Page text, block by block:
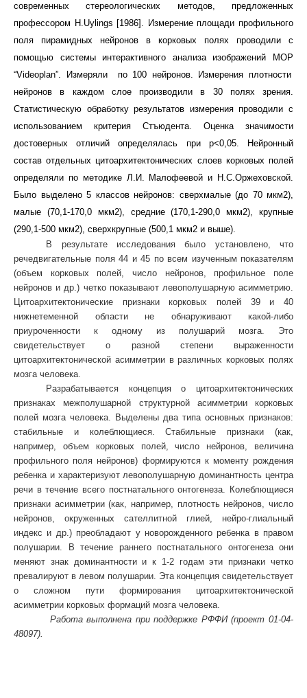
современных стереологических методов, предложенных
профессором H.Uylings [1986]. Измерение площади профильного
поля пирамидных нейронов в корковых полях проводили с
помощью системы интерактивного анализа изображений
MOP
“Videoplan”. Измеряли по 100 нейронов. Измерения плотности
нейронов в каждом слое производили в 30 полях зрения.
Статистическую обработку результатов измерения проводили с
использованием критерия Стъюдента. Оценка значимости
достоверных отличий определялась при р<0,05. Нейронный
состав отдельных цитоархитектонических слоев корковых полей
определяли по методике Л.И. Малофеевой и Н.С.Оржеховской.
Было выделено 5 классов нейронов: сверхмалые (до 70 мкм2),
малые (70,1-170,0 мкм2), средние (170,1-290,0 мкм2), крупные
(290,1-500 мкм2), сверхкрупные (500,1 мкм2 и выше).
В результате исследования было установлено, что
речедвигательные поля 44 и 45 по всем изученным показателям
(объем корковых полей, число нейронов, профильное поле
нейронов и др.) четко показывают левополушарную асимметрию.
Цитоархитектонические признаки корковых полей 39 и 40
нижнетеменной области не обнаруживают какой-либо
приуроченности к одному из полушарий мозга. Это
свидетельствует о разной степени выраженности
цитоархитектонической асимметрии в различных корковых полях
мозга человека.
Разрабатывается концепция о цитоархитектонических
признаках межполушарной структурной асимметрии корковых
полей мозга человека. Выделены два типа основных признаков:
стабильные и колеблющиеся. Стабильные признаки (как,
например, объем корковых полей, число нейронов, величина
профильного поля нейронов) формируются к моменту рождения
ребенка и характеризуют левополушарную доминантность центра
речи в течение всего постнатального онтогенеза. Колеблющиеся
признаки асимметрии (как, например, плотность нейронов, число
нейронов, окруженных сателлитной глией, нейро-глиальный
индекс и др.) преобладают у новорожденного ребенка в правом
полушарии. В течение раннего постнатального онтогенеза они
меняют знак доминантности и к 1-2 годам эти признаки четко
превалируют в левом полушарии. Эта концепция свидетельствует
о сложном пути формирования цитоархитектонической
асимметрии корковых формаций мозга человека.
Работа выполнена при поддержке РФФИ (проект 01-04-
48097).